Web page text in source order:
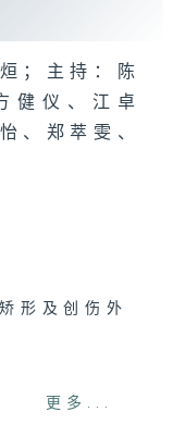
；主持：陈
健仪、江卓
、郑萃雯、
形及创伤外
更多...